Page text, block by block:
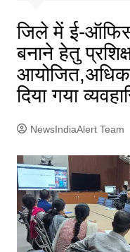
जिले में ई-ऑफिस
बनाने हेतु
दिया गया
NewsIndiaAlert Team